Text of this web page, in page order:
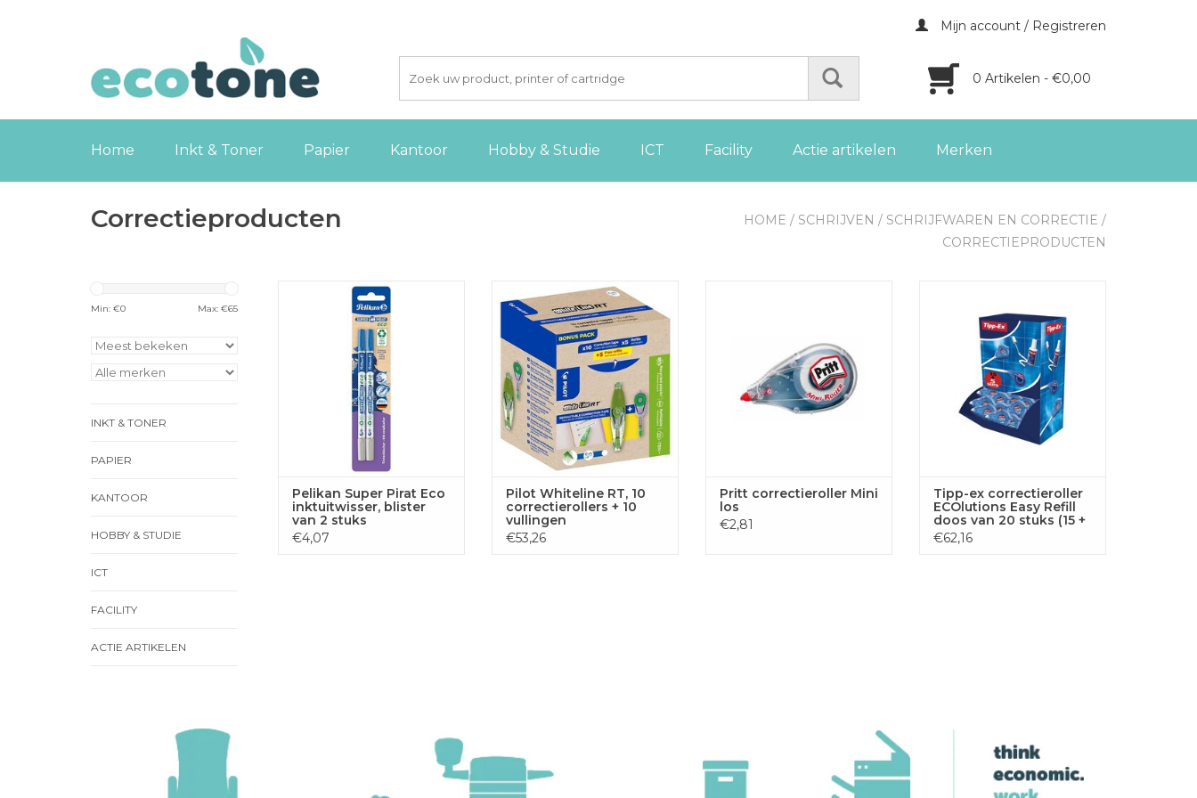
Mijn account / Registreren
0 Artikelen - €0,00
Home Inkt & Toner Papier Kantoor Hobby & Studie ICT Facility Actie artikelen Merken
Correctieproducten HOME / SCHRIJVEN / SCHRIJFWAREN EN CORRECTIE /
CORRECTIEPRODUCTEN
Min: €0 Max: €65
INKT & TONER
PAPIER
KANTOOR
HOBBY & STUDIE
ICT
FACILITY
ACTIE ARTIKELEN
Pelikan Super Pirat Eco
inktuitwisser, blister van 2 stuks
TOEVOEGEN AAN
WINKELWAGEN
Pelikan Super Pirat Eco
inktuitwisser, blister
van 2 stuks
€4,07
Pilot Whiteline RT, 10
correctierollers + 10 vullingen
TOEVOEGEN AAN
WINKELWAGEN
Pilot Whiteline RT, 10
correctierollers + 10
vullingen
€53,26
WINKELWAGEN
Pritt correctieroller Mini
los
€2,81
(15+5)
TOEVOEGEN AAN
WINKELWAGEN
Tipp-ex correctieroller
ECOlutions Easy Refill
doos van 20 stuks (15 +
5 GRATIS)
€62,16